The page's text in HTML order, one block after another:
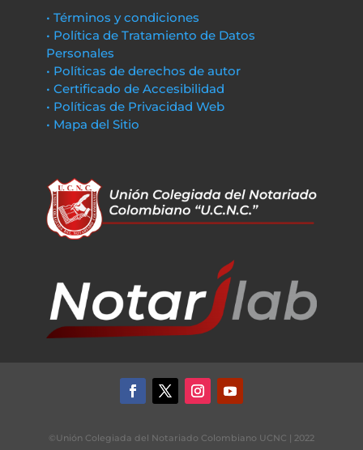
• Términos y condiciones
• Política de Tratamiento de Datos
Personales
• Políticas de derechos de autor
• Certificado de Accesibilidad
• Políticas de Privacidad Web
• Mapa del Sitio
©Unión Colegiada del Notariado Colombiano UCNC | 2022